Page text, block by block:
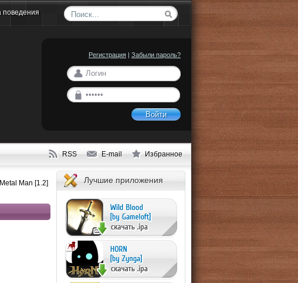
поведения
Регистрация | Забыли пароль?
Войти
RSS E-mail Избранное
Man [1.2]
Лучшие приложения